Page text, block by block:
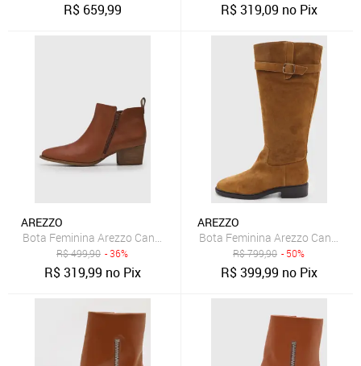
R$ 659,99 R$319,09 no Pix
AREZZO
Bota Feminina Arezzo Cano Baixo Marrom
R$499,90 - 36%
R$319,99 no Pix
AREZZO
Bota Feminina Arezzo Cano
R$799,90 - 50%
R$399,99 no Pix